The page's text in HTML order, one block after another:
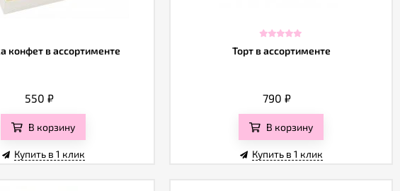
конфет в ассортименте
550 ₽
В корзину
Купить в 1 клик
Торт в ассортименте
790 ₽
В корзину
Купить в 1 клик